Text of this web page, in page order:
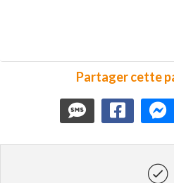
Partager cette